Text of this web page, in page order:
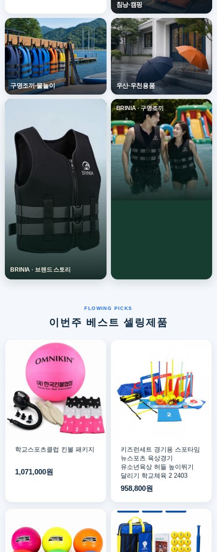
이번주 베스트 셀링제품
학교스포츠클럽 킨볼 패키지
1,071,000원
키즈런세트 경기용 스포타임
뉴스포츠 육상경기
유소년육상 허들 높이뛰기
달리기 학교체육 2 2403
958,800원